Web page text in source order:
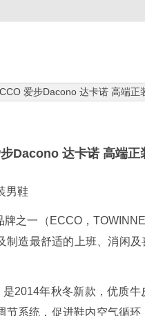
爱步Dacono 达卡诺 高端正
Dacono 达卡诺 高端正
男鞋
之一（ECCO，
制造最舒适的上班、消闲
2014年秋冬新款，优质
节系统，促进鞋内空气循